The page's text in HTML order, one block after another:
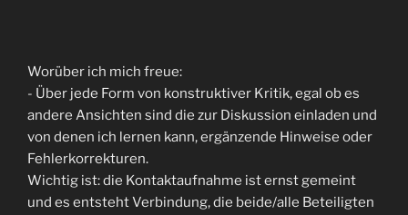
Worüber ich mich freue:
- Über jede Form von konstruktiver Kritik, egal ob es
andere Ansichten sind die zur Diskussion einladen und
von denen ich lernen kann, ergänzende Hinweise oder
Fehlerkorrekturen.
Wichtig ist: die Kontaktaufnahme ist ernst gemeint
und es entsteht Verbindung, die beide/alle Beteiligten